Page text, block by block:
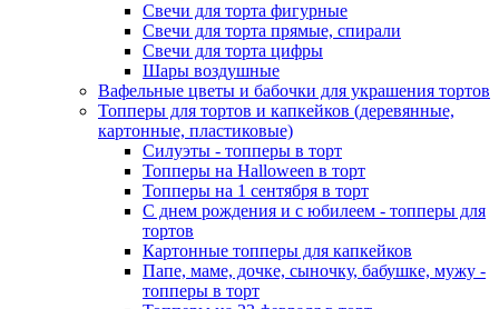
Свечи для торта фигурные
Свечи для торта прямые, спирали
Свечи для торта цифры
Шары воздушные
Вафельные цветы и бабочки для украшения тортов
Топперы для тортов и капкейков (деревянные,
картонные, пластиковые)
Силуэты - топперы в торт
Топперы на Halloween в торт
Топперы на 1 сентября в торт
С днем рождения и с юбилеем - топперы для
тортов
Картонные топперы для капкейков
Папе, маме, дочке, сыночку, бабушке, мужу -
топперы в торт